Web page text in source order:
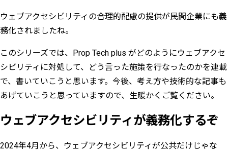
ウェブアクセシビリティの合理的配慮の提供が民間企業にも義
務化されましたね。
このシリーズでは、Prop Tech plus がどのようにウェブアクセ
シビリティに対処して、どう言った施策を行なったのかを連載
で、書いていこうと思います。今後、考え方や技術的な記事も
あげていこうと思っていますので、生暖かくご覧ください。
ウェブアクセシビリティが義務化するぞ
2024年4月から、ウェブアクセシビリティが公共だけじゃな